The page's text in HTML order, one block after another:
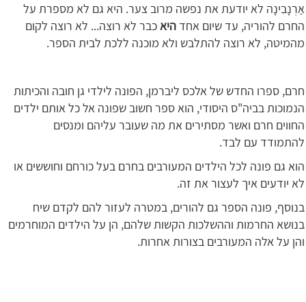
אַרְנָבִינָה לא יודעת את נפשה מרוב צער. היא גם לא מספרת על
החרם להוריה, עד שיום אחד היאכבר לא רוצה... לא רוצה לקום
מהמיטה, לא רוצה להתלבש ולא מוכנה ללכת לבית הספר.
חרם, ספרו החדש של אלכס ליברמן, הפונה לילדי גן חובה והכיתות
הנמוכות בביה"ס היסודי, הוא ספר חשוב שפונה אל כל אותם ילדים
החווים חרם ואשר מסתירים את מה שעובר עליהם ומנסים
להתמודד עם לבד.
הוא גם פונה לכל הילדים המעורבים בחרם בעל כורחם וחוששים או
לא יודעים איך לעצור את זה.
בנוסף, פונה הספר גם להורים, במטרה לעזור להם לקדם שיח
בנושא החרמות וההשלכות הקשות שלהם, הן על הילדים המוחרמים
והן על אלה המעורבים בצורות אחרות.